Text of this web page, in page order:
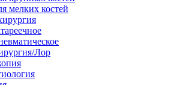
мелких костей
Лор